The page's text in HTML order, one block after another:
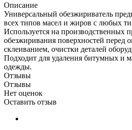
Описание
Универсальный обезжириватель
всех типов масел и жиров с любых
Используется на производственных
обезжиривания поверхностей перед
склеиванием, очистки деталей
Подходит для удаления битумных и
одежды.
Отзывы
Отзывы
Нет оценок
Оставить отзыв